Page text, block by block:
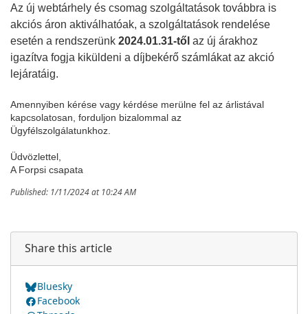
Az új webtárhely és csomag szolgáltatások továbbra is
akciós áron aktiválhatóak, a szolgáltatások rendelése
esetén a rendszerünk 2024.01.31-től az új árakhoz
igazítva fogja kiküldeni a díjbekérő számlákat az akció
lejáratáig.
Amennyiben kérése vagy kérdése merülne fel az árlistával
kapcsolatosan, forduljon bizalommal az
Ügyfélszolgálatunkhoz.
Üdvözlettel,
A Forpsi csapata
Published: 1/11/2024 at 10:24 AM
Share this article
Bluesky
Facebook